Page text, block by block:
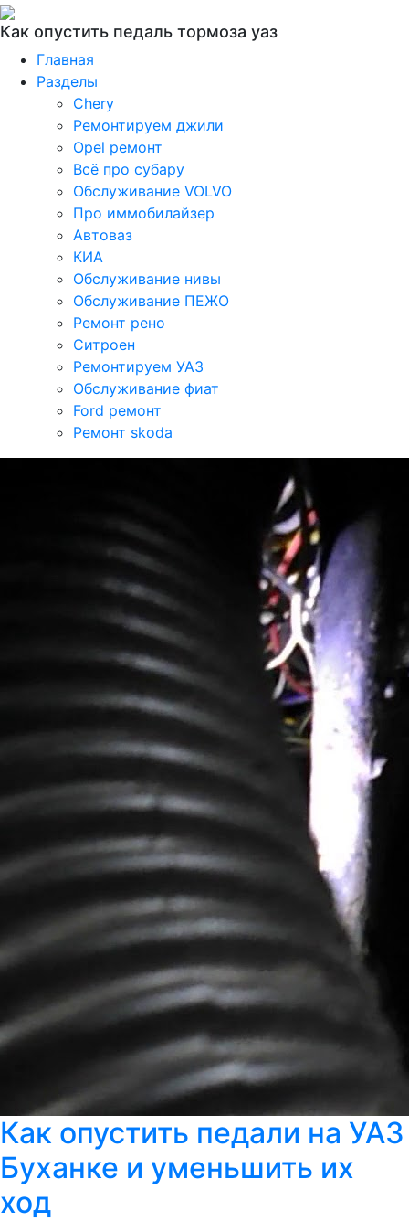
Как опустить педаль тормоза уаз
Главная
Разделы
Chery
Ремонтируем джили
Opel ремонт
Всё про субару
Обслуживание VOLVO
Про иммобилайзер
Автоваз
КИА
Обслуживание нивы
Обслуживание ПЕЖО
Ремонт рено
Ситроен
Ремонтируем УАЗ
Обслуживание фиат
Ford ремонт
Ремонт skoda
Как опустить педали на УАЗ
Буханке и уменьшить их
ход